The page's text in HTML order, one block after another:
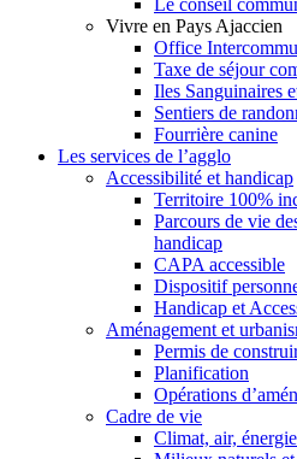
Le conseil
Vivre en Pays Ajaccien
Office
Taxe de séjour
Iles Sanguinaires
Sentiers de
Fourrière canine
Les services de l’agglo
Accessibilité et handicap
Territoire 100%
Parcours de vie
handicap
CAPA accessible
Dispositif
Handicap et
Aménagement et
Permis de
Planification
Opérations
Cadre de vie
Climat, air,